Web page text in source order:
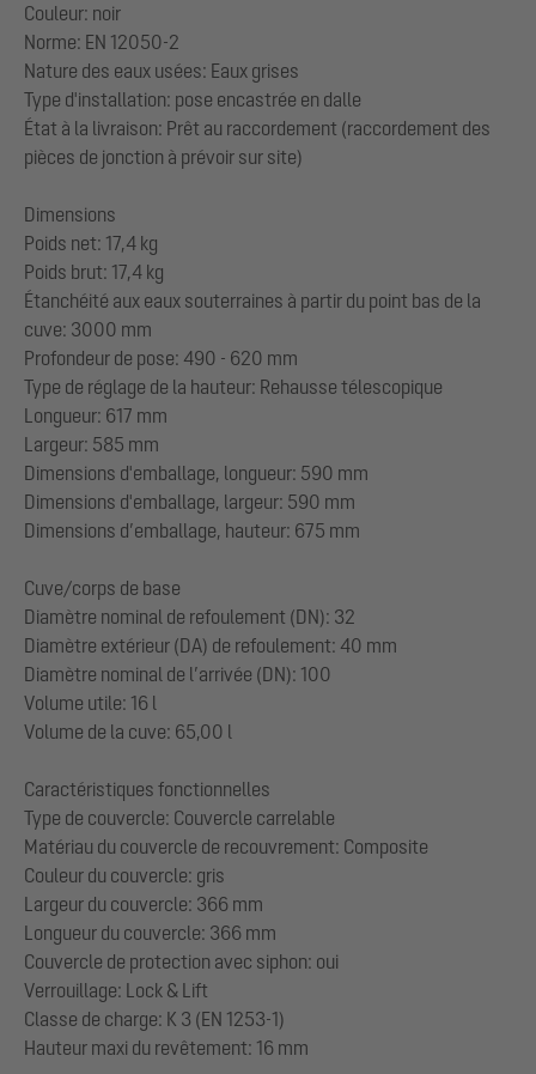
Couleur: noir
Norme: EN 12050-2
Nature des eaux usées: Eaux grises
Type d'installation: pose encastrée en dalle
État à la livraison: Prêt au raccordement (raccordement des
pièces de jonction à prévoir sur site)
Dimensions
Poids net: 17,4 kg
Poids brut: 17,4 kg
Étanchéité aux eaux souterraines à partir du point bas de la
cuve: 3000 mm
Profondeur de pose: 490 - 620 mm
Type de réglage de la hauteur: Rehausse télescopique
Longueur: 617 mm
Largeur: 585 mm
Dimensions d'emballage, longueur: 590 mm
Dimensions d'emballage, largeur: 590 mm
Dimensions d’emballage, hauteur: 675 mm
Cuve/corps de base
Diamètre nominal de refoulement (DN): 32
Diamètre extérieur (DA) de refoulement: 40 mm
Diamètre nominal de l’arrivée (DN): 100
Volume utile: 16 l
Volume de la cuve: 65,00 l
Caractéristiques fonctionnelles
Type de couvercle: Couvercle carrelable
Matériau du couvercle de recouvrement: Composite
Couleur du couvercle: gris
Largeur du couvercle: 366 mm
Longueur du couvercle: 366 mm
Couvercle de protection avec siphon: oui
Verrouillage: Lock & Lift
Classe de charge: K 3 (EN 1253-1)